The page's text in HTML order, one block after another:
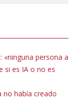
«ninguna persona a
si es IA o no es
no había creado